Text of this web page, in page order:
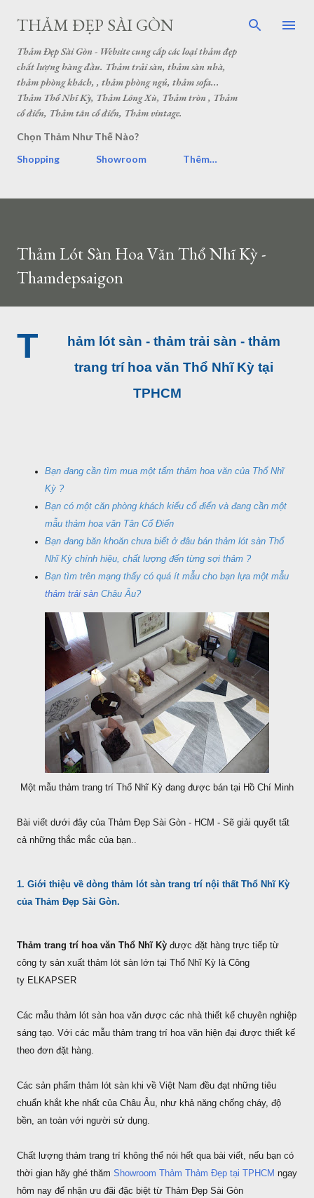
THẢM ĐẸP SÀI GÒN
Thảm Đẹp Sài Gòn - Website cung cấp các loại thảm đẹp
chất lượng hàng đầu. Thảm trải sàn, thảm sàn nhà,
thảm phòng khách, , thảm phòng ngủ, thảm sofa...
Thảm Thổ Nhĩ Kỳ, Thảm Lông Xù, Thảm tròn , Thảm
cổ điển, Thảm tân cổ điển, Thảm vintage.
Chọn Thảm Như Thế Nào?
Shopping
Showroom Thêm…
Thảm Lót Sàn Hoa Văn Thổ Nhĩ Kỳ -
Thamdepsaigon
T
hảm lót sàn - thảm trải sàn - thảm
trang trí hoa văn Thổ Nhĩ Kỳ tại
TPHCM
Bạn đang cần tìm mua một tấm thảm hoa văn của Thổ Nhĩ
Kỳ ?
Bạn có một căn phòng khách kiểu cổ điển và đang cần một
mẫu thảm hoa văn Tân Cổ Điển
Bạn đang băn khoăn chưa biết ở đâu bán thảm lót sàn Thổ
Nhĩ Kỳ chính hiệu, chất lượng đến từng sợi thảm ?
Bạn tìm trên mạng thấy có quá ít mẫu cho bạn lựa một mẫu
thảm trải sàn Châu Âu?
Một mẫu thảm trang trí Thổ Nhĩ Kỳ đang được bán tại Hồ Chí Minh
Bài viết dưới đây của Thảm Đẹp Sài Gòn - HCM - Sẽ giải quyết tất
cả những thắc mắc của bạn..
1. Giới thiệu về dòng thảm lót sàn trang trí nội thất Thổ Nhĩ Kỳ
của Thảm Đẹp Sài Gòn.
Thảm trang trí hoa văn Thổ Nhĩ Kỳ được đặt hàng trực tiếp từ
công ty sản xuất thảm lót sàn lớn tại Thổ Nhĩ Kỳ là Công
ty ELKAPSER
Các mẫu thảm lót sàn hoa văn được các nhà thiết kế chuyên nghiệp
sáng tạo. Với các mẫu thảm trang trí hoa văn hiện đại được thiết kế
theo đơn đặt hàng.
Các sản phẩm thảm lót sàn khi về Việt Nam đều đạt những tiêu
chuẩn khắt khe nhất của Châu Âu, như khả năng chống cháy, độ
bền, an toàn với người sử dụng.
Chất lượng thảm trang trí không thể nói hết qua bài viết, nếu bạn có
thời gian hãy ghé thăm Showroom Thảm Thảm Đẹp tại TPHCM ngay
hôm nay để nhận ưu đãi đặc biệt từ Thảm Đẹp Sài Gòn